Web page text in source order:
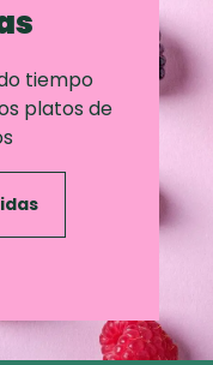
tiempo
platos de